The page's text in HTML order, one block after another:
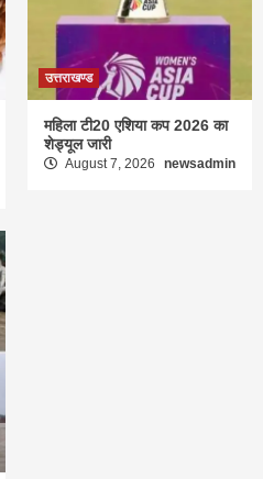
उत्तराखण्ड
महिला टी20 एशिया कप 2026 का
शेड्यूल जारी
August 7, 2026 newsadmin